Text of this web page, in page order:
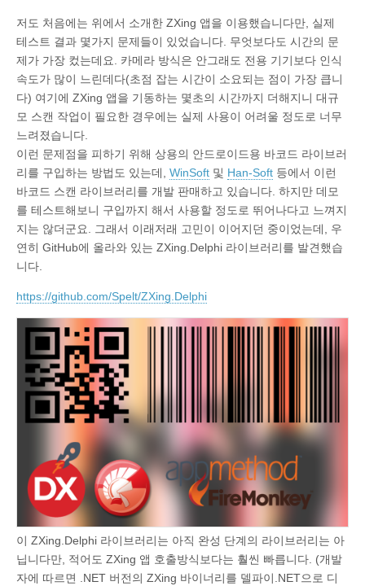
저도 처음에는 위에서 소개한 ZXing 앱을 이용했습니다만, 실제
테스트 결과 몇가지 문제들이 있었습니다. 무엇보다도 시간의 문
제가 가장 컸는데요. 카메라 방식은 안그래도 전용 기기보다 인식
속도가 많이 느린데다(초점 잡는 시간이 소요되는 점이 가장 큽니
다) 여기에 ZXing 앱을 기동하는 몇초의 시간까지 더해지니 대규
모 스캔 작업이 필요한 경우에는 실제 사용이 어려울 정도로 너무
느려졌습니다.
이런 문제점을 피하기 위해 상용의 안드로이드용 바코드 라이브러
리를 구입하는 방법도 있는데, WinSoft 및 Han-Soft 등에서 이런
바코드 스캔 라이브러리를 개발 판매하고 있습니다. 하지만 데모
를 테스트해보니 구입까지 해서 사용할 정도로 뛰어나다고 느껴지
지는 않더군요. 그래서 이래저래 고민이 이어지던 중이었는데, 우
연히 GitHub에 올라와 있는 ZXing.Delphi 라이브러리를 발견했습
니다.
https://github.com/Spelt/ZXing.Delphi
이 ZXing.Delphi 라이브러리는 아직 완성 단계의 라이브러리는 아
닙니다만, 적어도 ZXing 앱 호출방식보다는 훨씬 빠릅니다. (개발
자에 따르면 .NET 버전의 ZXing 바이너리를 델파이.NET으로 디